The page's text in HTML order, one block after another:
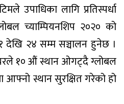
उपाधिका लागि प्रतिस्पर्धा
च्याम्पियनशिप २०२० को
२४ सम्म सञ्चालन हुनेछ ।
१० औं स्थान ओगट्दै ग्लोबल
आफ्नो स्थान सुरक्षित गरेको हो